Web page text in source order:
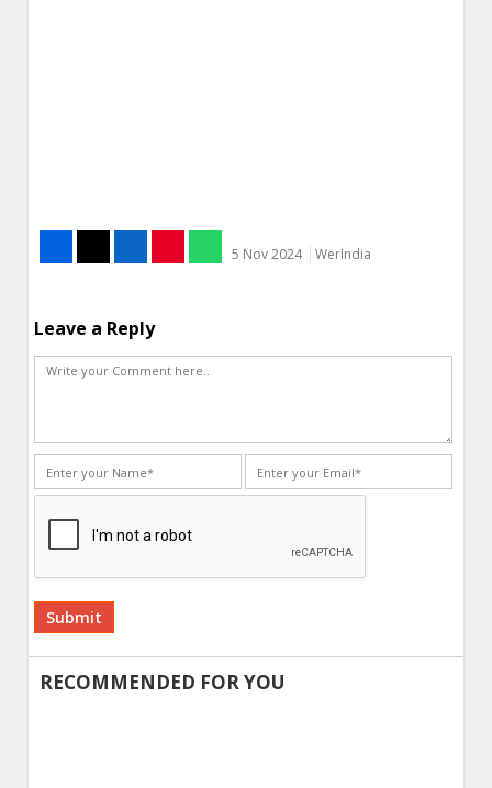
5 Nov 2024 WerIndia
Leave a Reply
Alternative:
RECOMMENDED FOR YOU